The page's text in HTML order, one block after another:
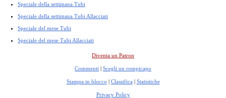
Speciale della settimana Tubi
Speciale della settimana Tubi Allacciati
Speciale del mese Tubi
Speciale del mese Tubi Allacciati
Diventa un Patron
Commenti | Scegli un rompicapo
Stampa in blocco | Classifica | Statistiche
Privacy Policy